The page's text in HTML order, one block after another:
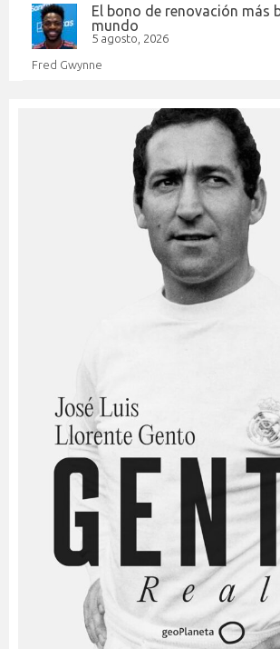
El bono de renovación más
mundo
5 agosto, 2026
Fred Gwynne